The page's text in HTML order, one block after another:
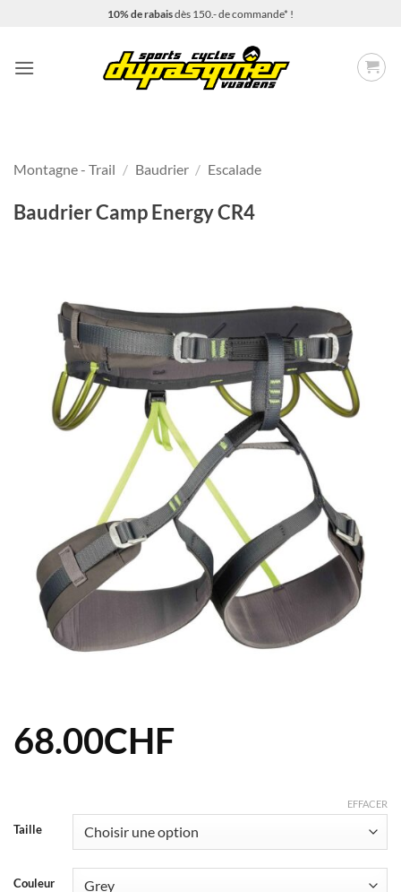
10% de rabaisdès 150.- de commande* !
Montagne - Trail / Baudrier / Escalade
Baudrier Camp Energy CR4
68.00CHF
Taille
Couleur
EFFACER